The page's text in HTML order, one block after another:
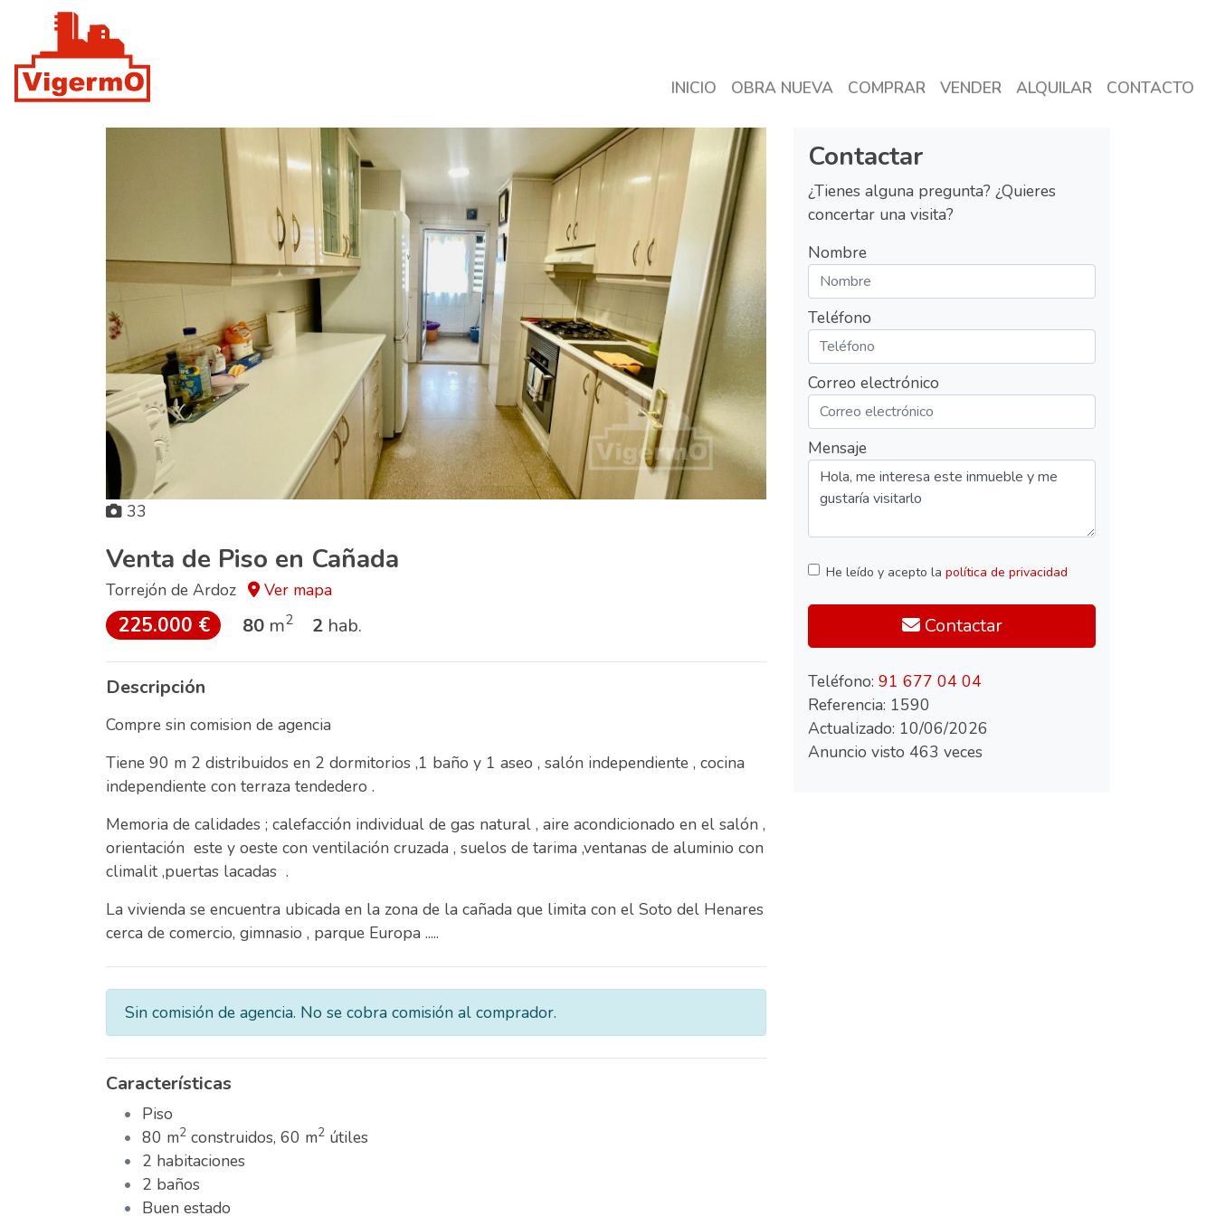
INICIO OBRA NUEVA COMPRAR VENDER ALQUILAR CONTACTO
33
Venta de Piso en Cañada
Torrejón de Ardoz Ver mapa
225.000 € 80 m2 2 hab.
Descripción
Compre sin comision de agencia
Tiene 90 m 2 distribuidos en 2 dormitorios ,1 baño y 1 aseo , salón independiente , cocina
independiente con terraza tendedero .
Memoria de calidades ; calefacción individual de gas natural , aire acondicionado en el salón ,
orientación este y oeste con ventilación cruzada , suelos de tarima ,ventanas de aluminio con
climalit ,puertas lacadas .
La vivienda se encuentra ubicada en la zona de la cañada que limita con el Soto del Henares
cerca de comercio, gimnasio , parque Europa .....
Sin comisión de agencia. No se cobra comisión al comprador.
Características
Piso
80 m2 construidos, 60 m2 útiles
2 habitaciones
2 baños
Buen estado
Contactar
¿Tienes alguna pregunta? ¿Quieres
concertar una visita?
Nombre
Teléfono
Correo electrónico
Mensaje
He leído y acepto la política de privacidad
Contactar
Teléfono: 91 677 04 04
Referencia: 1590
Actualizado: 10/06/2026
Anuncio visto 463 veces